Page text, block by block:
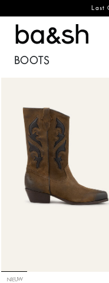
Last
ba&sh
BOOTS
NIEUW